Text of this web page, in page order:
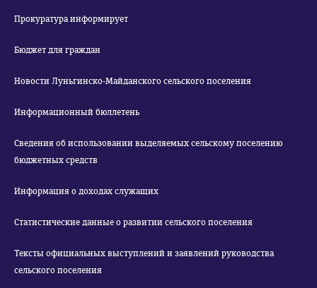
Прокуратура информирует
Бюджет для граждан
Новости Луньгинско-Майданского сельского поселения
Информационный бюллетень
Сведения об использовании выделяемых сельскому поселению
бюджетных средств
Информация о доходах служащих
Статистические данные о развитии сельского поселения
Тексты официальных выступлений и заявлений руководства
сельского поселения